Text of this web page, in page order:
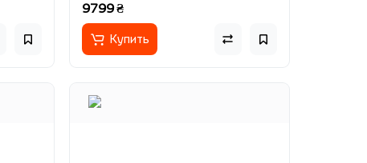
9799 ₴
Купить